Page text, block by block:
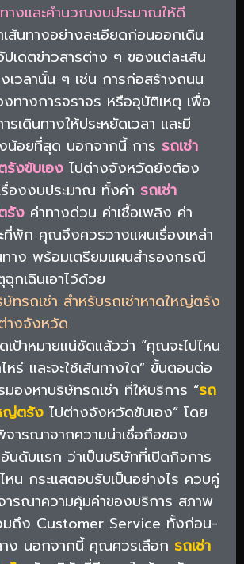
างและคำนวณงบประมาณให้ดี
ส้นทางอย่างละเอียดก่อนออกเดิน
ปเดตข่าวสารต่าง ๆ ของแต่ละเส้น
เวลานั้น ๆ เช่น การก่อสร้างถนน
ทางการจราจร หรืออุบัติเหตุ เพื่อ
รเดินทางให้ประหยัดเวลา และมี
น้อยที่สุด นอกจากนี้ การ รถเช่า
งขับเอง ไปต่างจังหวัดยังต้อง
องงบประมาณ ทั้งค่า รถเช่า
รัง ค่าทางด่วน ค่าเชื้อเพลิง ค่า
ที่พัก คุณจึงควรวางแผนเรื่องเหล่า
าง พร้อมเตรียมแผนสำรองกรณี
ฉุกเฉินเอาไว้ด้วย
ทรถเช่า สำหรับรถเช่าหาดใหญ่ตรัง
างจังหวัด
เป้าหมายแน่ชัดแล้วว่า “คุณจะไปไหน
ไหร่ และจะใช้เส้นทางใด” ขั้นตอนต่อ
องหาบริษัทรถเช่า ที่ให้บริการ “รถ
ญ่ตรัง ไปต่างจังหวัดขับเอง” โดย
จารณาจากความน่าเชื่อถือของ
นดับแรก ว่าเป็นบริษัทที่เปิดกิจการ
หน กระแสตอบรับเป็นอย่างไร ควบคู่
รณาความคุ้มค่าของบริการ สภาพ
มถึง Customer Service ทั้งก่อน-
าง นอกจากนี้ คุณควรเลือก รถเช่า